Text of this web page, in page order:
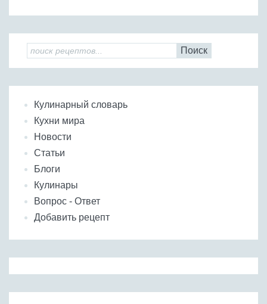
Поиск
Кулинарный словарь
Кухни мира
Новости
Статьи
Блоги
Кулинары
Вопрос - Ответ
Добавить рецепт